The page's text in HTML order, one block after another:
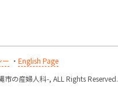
ー ・ English Page
の産婦人科-, ALL Rights Reserved.